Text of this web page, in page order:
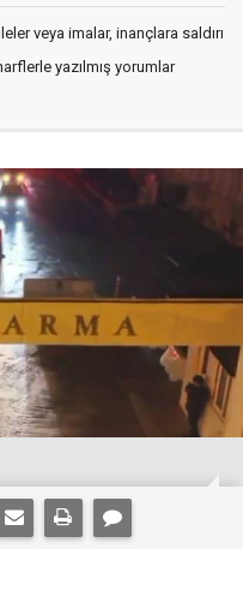
veya imalar, inançlara saldırı
yazılmış yorumlar